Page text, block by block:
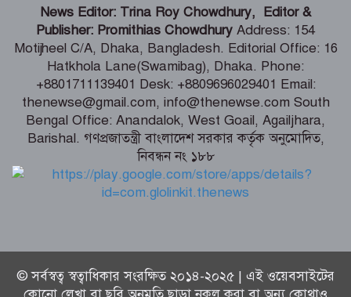
শিগগিরই শুরু হবে তিস্তা মহাপরিকল্পনা
বাস্তবায়নের কাজ – পানি সম্পদ মন্ত্রী
সংবাদপত্র সমাজের দর্পণ – মৎস্য ও
প্রাণিসম্পদ প্রতিমন্ত্রী
শেখ হাসিনা কি বেঁচে আছেন, না কি মারা
গেছেন- রাশেদ খাঁন
News Editor: Trina Roy Chowdhury, Editor &
Publisher: Promithias Chowdhury Address: 154
Motijheel C/A, Dhaka, Bangladesh. Editorial Office: 16
Hatkhola Lane(Swamibag), Dhaka. Phone:
+8801711139401 Desk: +8809696029401 Email:
thenewse@gmail.com, info@thenewse.com South
Bengal Office: Anandalok, West Goail, Agailjhara,
Barishal. গণপ্রজাতন্ত্রী বাংলাদেশ সরকার কর্তৃক অনুমোদিত,
নিবন্ধন নং ১৮৮
© সর্বস্বত্ব স্বত্বাধিকার সংরক্ষিত ২০১৪-২০২৫ | এই ওয়েবসাইটের